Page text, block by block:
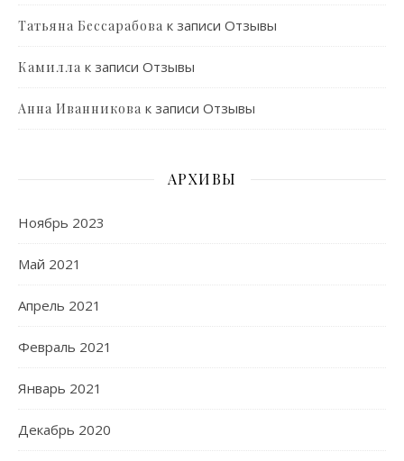
Татьяна Бессарабова к записи Отзывы
Камилла к записи Отзывы
Анна Иванникова к записи Отзывы
АРХИВЫ
Ноябрь 2023
Май 2021
Апрель 2021
Февраль 2021
Январь 2021
Декабрь 2020